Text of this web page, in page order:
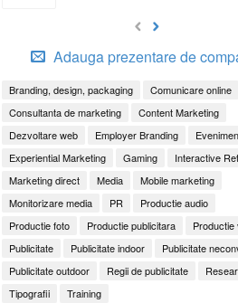
Adauga prezentare de
Branding, design, packaging
Comunicare online
Consultanta de marketing
Content Marketing
Dezvoltare web
Employer Branding
Experiential Marketing
Gaming
Interactive
Marketing direct
Media
Mobile marketing
Monitorizare media
PR
Productie audio
Productie foto
Productie publicitara
Productie
Publicitate
Publicitate indoor
Publicitate
Publicitate outdoor
Regii de publicitate
Tipografii
Training